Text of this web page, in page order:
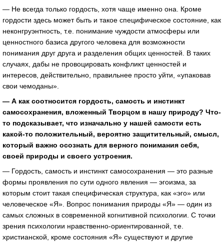
— Не всегда только гордость, хотя чаще именно она. Кроме
гордости здесь может быть и такое специфическое состояние, как
неконгруэнтность, т.е. понимание чуждости атмосферы или
ценностного базиса другого человека для возможности
понимания друг друга и разделения общих ценностей. В таких
случаях, дабы не провоцировать конфликт ценностей и
интересов, действительно, правильнее просто уйти, «упаковав
свои чемоданы».
— А как соотносится гордость, самость и инстинкт
самосохранения, вложенный Творцом в нашу природу? Что-
то подсказывает, что изначально у нашей самости есть
какой-то положительный, вероятно защитительный, смысл,
который важно осознать для верного понимания себя,
своей природы и своего устроения.
— Гордость, самость и инстинкт самосохранения — это разные
формы проявления по сути одного явления — эгоизма, за
которым стоит такая специфическая структура, как «эго» или
человеческое «Я». Вопрос понимания природы «Я» — один из
самых сложных в современной когнитивной психологии. С точки
зрения психологии нравственно-ориентированной, т.е.
христианской, кроме состояния «Я» существуют и другие